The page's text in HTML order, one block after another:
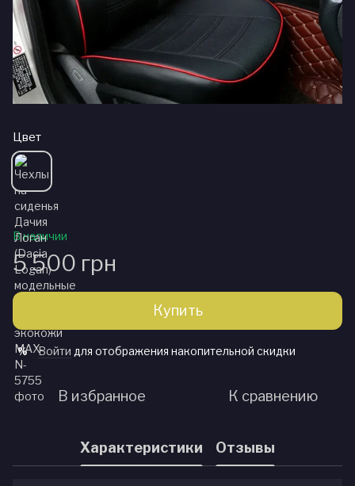
Цвет
В наличии
5 500 грн
Купить
% Войти для отображения накопительной скидки
В избранное К сравнению
Характеристики Отзывы